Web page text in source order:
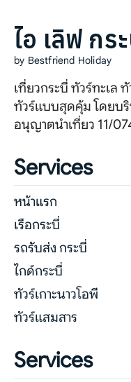
ไอ เลิฟ กร
by Bestfriend Holiday
เที่ยวกระบี่ ทัวร์ทะเล
ทัวร์แบบสุดคุ้ม โดยบ
อนุญาตนำเที่ยว 11/
Services
หน้าแรก
เรือกระบี่
รถรับส่ง กระบี่
ไกด์กระบี่
ทัวร์เกาะนาวโอพี
ทัวร์แสมสาร
Services